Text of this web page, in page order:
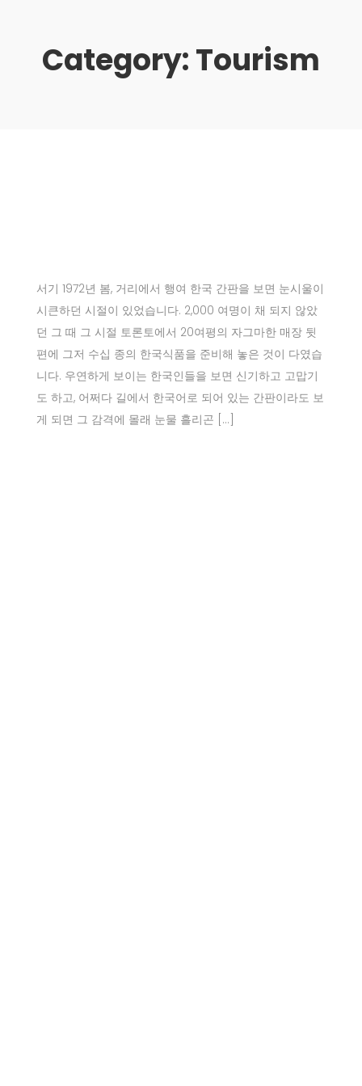
Category:Tourism
서기 1972년 봄, 거리에서 행여 한국 간판을 보면 눈시울이
시큰하던 시절이 있었습니다. 2,000 여명이 채 되지 않았
던 그 때 그 시절 토론토에서 20여평의 자그마한 매장 뒷
편에 그저 수십 종의 한국식품을 준비해 놓은 것이 다였습
니다. 우연하게 보이는 한국인들을 보면 신기하고 고맙기
도 하고, 어쩌다 길에서 한국어로 되어 있는 간판이라도 보
게 되면 그 감격에 몰래 눈물 흘리곤 […]